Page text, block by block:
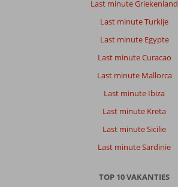
Last minute Griekenland
Last minute Turkije
Last minute Egypte
Last minute Curacao
Last minute Mallorca
Last minute Ibiza
Last minute Kreta
Last minute Sicilie
Last minute Sardinie
TOP 10 VAKANTIES